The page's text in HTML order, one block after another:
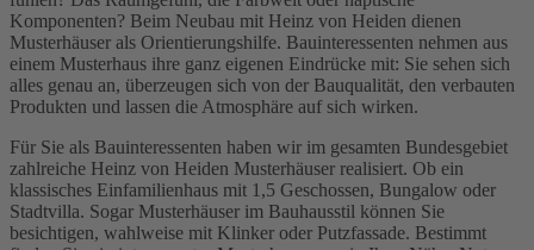
Komponenten? Beim Neubau mit Heinz von Heiden dienen
Musterhäuser als Orientierungshilfe. Bauinteressenten nehmen aus
einem Musterhaus ihre ganz eigenen Eindrücke mit: Sie sehen sich
alles genau an, überzeugen sich von der Bauqualität, den verbauten
Produkten und lassen die Atmosphäre auf sich wirken.
Für Sie als Bauinteressenten haben wir im gesamten Bundesgebiet
zahlreiche Heinz von Heiden Musterhäuser realisiert. Ob ein
klassisches Einfamilienhaus mit 1,5 Geschossen, Bungalow oder
Stadtvilla. Sogar Musterhäuser im Bauhausstil können Sie
besichtigen, wahlweise mit Klinker oder Putzfassade. Bestimmt